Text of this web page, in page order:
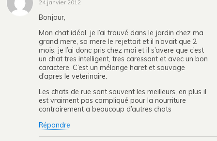
24 janvier 2012
Bonjour,
Mon chat idéal, je l’ai trouvé dans le jardin chez ma
grand mere, sa mere le rejettait et il n’avait que 2
mois, je l’ai donc pris chez moi et il s’avere que c’est
un chat tres intelligent, tres caressant et avec un bon
caractere. C’est un mélange haret et sauvage
d’apres le veterinaire.
Les chats de rue sont souvent les meilleurs, en plus il
est vraiment pas compliqué pour la nourriture
contrairement a beaucoup d’autres chats
Répondre